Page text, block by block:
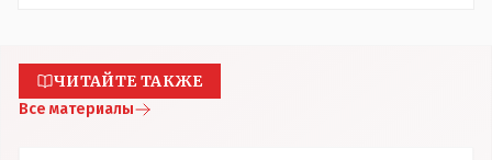
ЧИТАЙТЕ ТАКЖЕ
Все материалы